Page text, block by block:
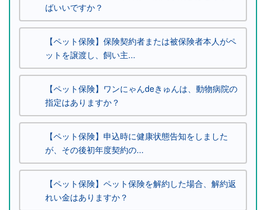
ばいいですか？
【ペット保険】保険契約者または被保険者本人がペ
ットを譲渡し、飼い主...
【ペット保険】ワンにゃんdeきゅんは、動物病院の
指定はありますか？
【ペット保険】申込時に健康状態告知をしました
が、その後初年度契約の...
【ペット保険】ペット保険を解約した場合、解約返
れい金はありますか？